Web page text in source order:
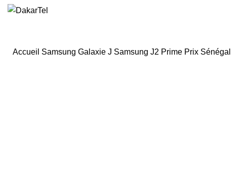
Accueil Samsung Galaxie J Samsung J2 Prime Prix Sénégal